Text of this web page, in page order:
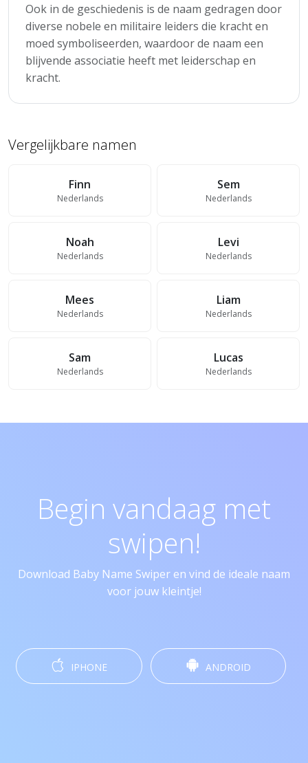
Ook in de geschiedenis is de naam gedragen door
diverse nobele en militaire leiders die kracht en
moed symboliseerden, waardoor de naam een
blijvende associatie heeft met leiderschap en
kracht.
Vergelijkbare namen
Finn
Nederlands
Sem
Nederlands
Noah
Nederlands
Levi
Nederlands
Mees
Nederlands
Liam
Nederlands
Sam
Nederlands
Lucas
Nederlands
Begin vandaag met
swipen!
Download Baby Name Swiper en vind de ideale naam
voor jouw kleintje!
IPHONE ANDROID